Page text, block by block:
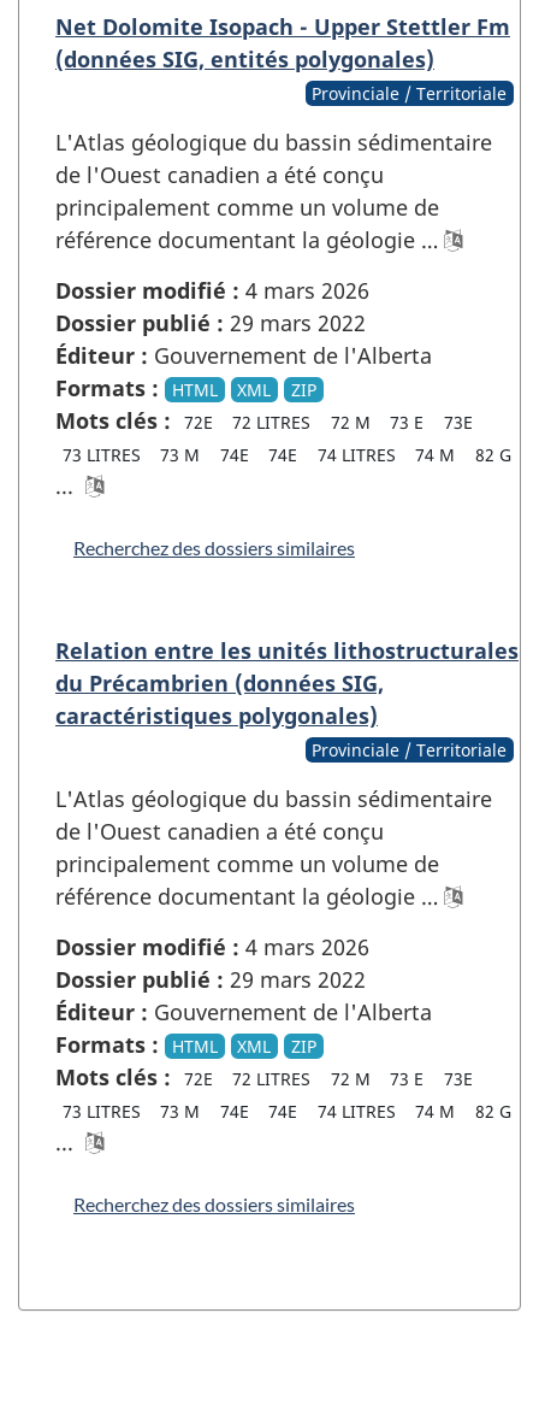
Net Dolomite Isopach - Upper Stettler Fm
(données SIG, entités polygonales)
Provinciale / Territoriale
L'Atlas géologique du bassin sédimentaire
de l'Ouest canadien a été conçu
principalement comme un volume de
référence documentant la géologie …
Dossier modifié : 4 mars 2026
Dossier publié : 29 mars 2022
Éditeur : Gouvernement de l'Alberta
Formats :
HTML XML ZIP
Mots clés : 72E 72 LITRES 72 M 73 E
73E
73 LITRES
73 M 74E 74E 74 LITRES 74 M 82 G
...
Recherchez des dossiers similaires
Relation entre les unités lithostructurales
du Précambrien (données SIG,
caractéristiques polygonales)
Provinciale / Territoriale
L'Atlas géologique du bassin sédimentaire
de l'Ouest canadien a été conçu
principalement comme un volume de
référence documentant la géologie …
Dossier modifié : 4 mars 2026
Dossier publié : 29 mars 2022
Éditeur : Gouvernement de l'Alberta
Formats :
HTML XML ZIP
Mots clés : 72E 72 LITRES 72 M 73 E
73E
73 LITRES
73 M 74E 74E 74 LITRES 74 M 82 G
...
Recherchez des dossiers similaires